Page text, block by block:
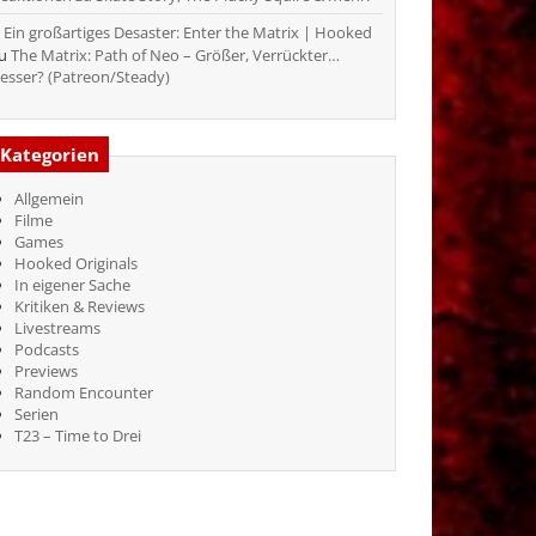
Ein großartiges Desaster: Enter the Matrix | Hooked
The Matrix: Path of Neo – Größer, Verrückter…
(Patreon/Steady)
Kategorien
Allgemein
Filme
Games
Hooked Originals
In eigener Sache
Kritiken & Reviews
Livestreams
Podcasts
Previews
Random Encounter
Serien
T23 – Time to Drei